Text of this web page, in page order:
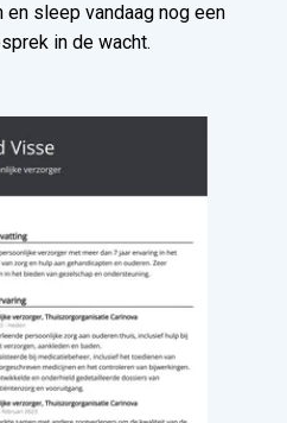
sleep vandaag nog een
in de wacht.